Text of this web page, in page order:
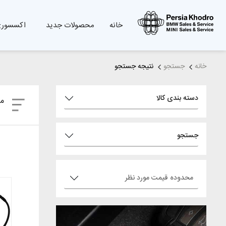
خانه محصولات جدید
خانه جستجو نتیجه جستجو
دسته بندی کالا
جستجو
محدوده قیمت مورد نظر